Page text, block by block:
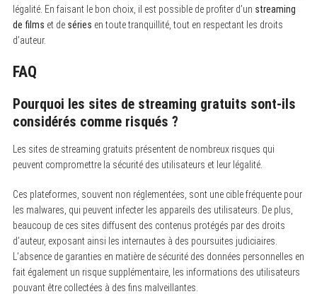
légalité. En faisant le bon choix, il est possible de profiter d’un streaming
de films et de séries en toute tranquillité, tout en respectant les droits
d’auteur.
FAQ
Pourquoi les sites de streaming gratuits sont-ils
considérés comme risqués ?
Les sites de streaming gratuits présentent de nombreux risques qui
peuvent compromettre la sécurité des utilisateurs et leur légalité.
Ces plateformes, souvent non réglementées, sont une cible fréquente pour
les malwares, qui peuvent infecter les appareils des utilisateurs. De plus,
beaucoup de ces sites diffusent des contenus protégés par des droits
d’auteur, exposant ainsi les internautes à des poursuites judiciaires.
L’absence de garanties en matière de sécurité des données personnelles en
fait également un risque supplémentaire, les informations des utilisateurs
pouvant être collectées à des fins malveillantes.